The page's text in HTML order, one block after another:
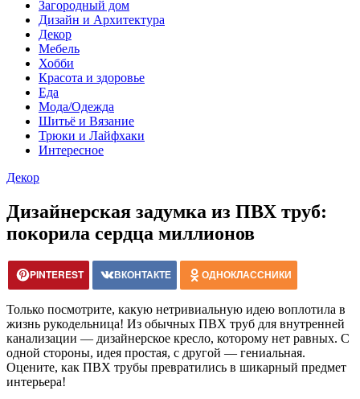
Загородный дом
Дизайн и Архитектура
Декор
Мебель
Хобби
Красота и здоровье
Еда
Мода/Одежда
Шитьё и Вязание
Трюки и Лайфхаки
Интересное
Декор
Дизайнерская задумка из ПВХ труб:
покорила сердца миллионов
PINTEREST ВКОНТАКТЕ ОДНОКЛАССНИКИ
Только посмотрите, какую нетривиальную идею воплотила в
жизнь рукодельница! Из обычных ПВХ труб для внутренней
канализации — дизайнерское кресло, которому нет равных. С
одной стороны, идея простая, с другой — гениальная.
Оцените, как ПВХ трубы превратились в шикарный предмет
интерьера!